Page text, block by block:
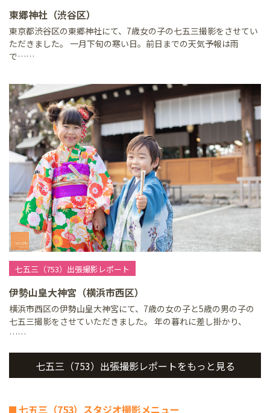
東郷神社（渋谷区）
東京都渋谷区の東郷神社にて、7歳女の子の七五三撮影をさせてい
ただきました。 一月下旬の寒い日。前日までの天気予報は雨
で……
七五三（753）出張撮影レポート
伊勢山皇大神宮（横浜市西区）
横浜市西区の伊勢山皇大神宮にて、7歳の女の子と5歳の男の子の
七五三撮影をさせていただきました。 年の暮れに差し掛かり、
……
七五三（753）出張撮影レポートをもっと見る
七五三（753）スタジオ撮影メニュー